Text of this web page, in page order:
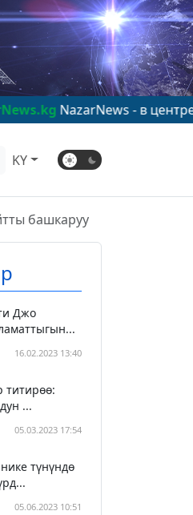
- в центре мирового
KY
башкаруу
Джо
16.02.2023 13:40
титирөө:
...
05.03.2023 17:54
түнүндө
05.06.2023 10:51